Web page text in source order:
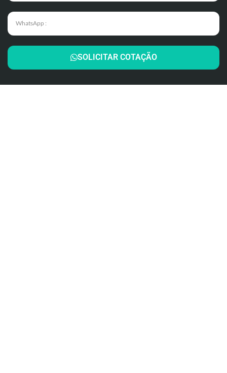
SOLICITAR COTAÇÃO